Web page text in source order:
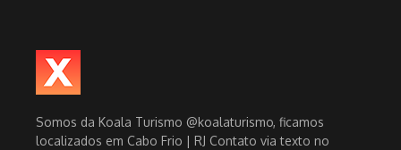
Somos da Koala Turismo @koalaturismo, ficamos
localizados em Cabo Frio | RJ Contato via texto no